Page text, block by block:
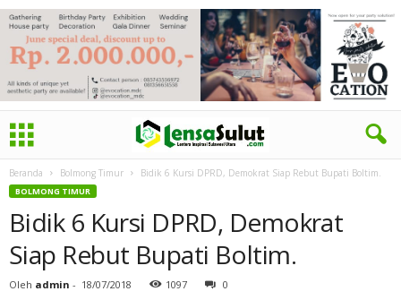
Beranda Bolmong Timur Bidik 6 Kursi DPRD, Demokrat Siap Rebut Bupati Boltim.
BOLMONG TIMUR
Bidik 6 Kursi DPRD, Demokrat
Siap Rebut Bupati Boltim.
Oleh admin - 18/07/2018 1097 0